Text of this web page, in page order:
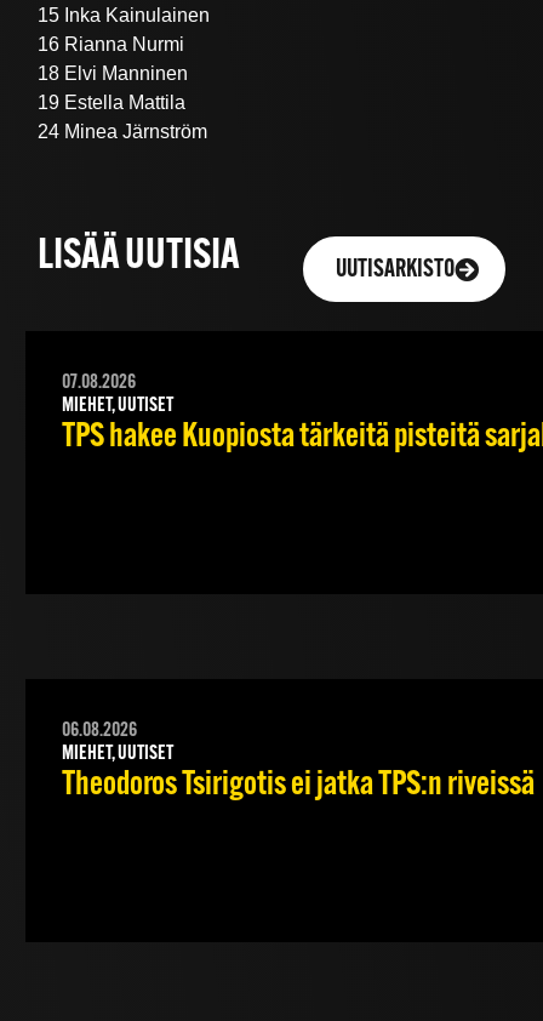
15 Inka Kainulainen
16 Rianna Nurmi
18 Elvi Manninen
19 Estella Mattila
24 Minea Järnström
LISÄÄ UUTISIA UUTISARKISTO
07.08.2026
MIEHET, UUTISET
TPS hakee Kuopiosta tärkeitä pisteitä
06.08.2026
MIEHET, UUTISET
Theodoros Tsirigotis ei jatka TPS:n riveissä